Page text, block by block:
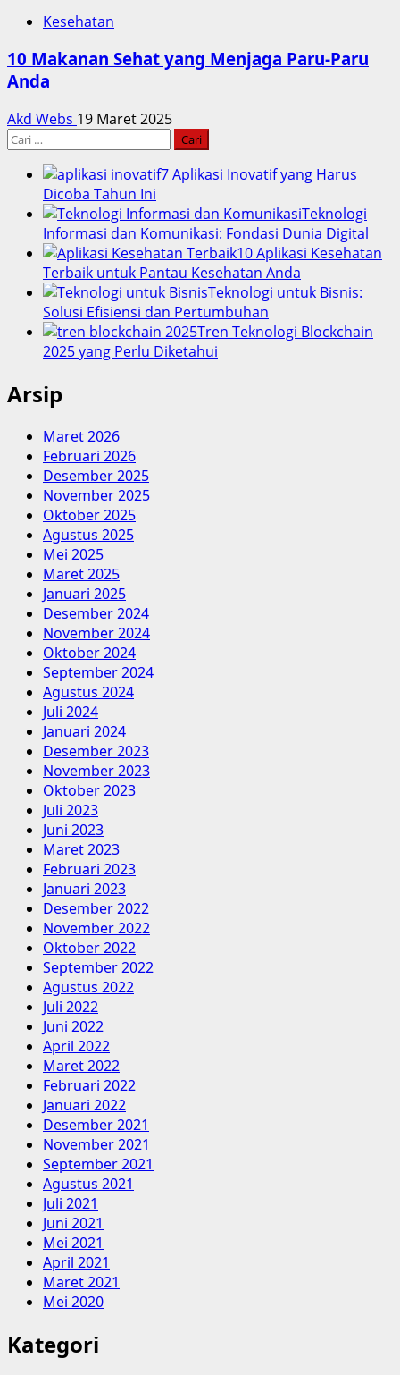
Kesehatan
10 Makanan Sehat yang Menjaga Paru-Paru
Anda
Akd Webs 19 Maret 2025
Cari
7 Aplikasi Inovatif yang Harus
Dicoba Tahun Ini
Teknologi
Informasi dan Komunikasi: Fondasi Dunia Digital
10 Aplikasi Kesehatan
Terbaik untuk Pantau Kesehatan Anda
Teknologi untuk Bisnis:
Solusi Efisiensi dan Pertumbuhan
Tren Teknologi Blockchain
2025 yang Perlu Diketahui
Arsip
Maret 2026
Februari 2026
Desember 2025
November 2025
Oktober 2025
Agustus 2025
Mei 2025
Maret 2025
Januari 2025
Desember 2024
November 2024
Oktober 2024
September 2024
Agustus 2024
Juli 2024
Januari 2024
Desember 2023
November 2023
Oktober 2023
Juli 2023
Juni 2023
Maret 2023
Februari 2023
Januari 2023
Desember 2022
November 2022
Oktober 2022
September 2022
Agustus 2022
Juli 2022
Juni 2022
April 2022
Maret 2022
Februari 2022
Januari 2022
Desember 2021
November 2021
September 2021
Agustus 2021
Juli 2021
Juni 2021
Mei 2021
April 2021
Maret 2021
Mei 2020
Kategori